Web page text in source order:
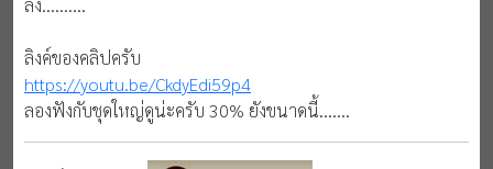
ลง..........
ลิงค์ของคลิปครับ
https://youtu.be/CkdyEdi59p4
ลองฟังกับชุดใหญ่ดูน่ะครับ 30% ยังขนาดนี้.......